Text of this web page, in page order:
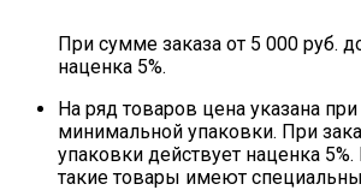
При сумме заказа от 5 000 руб.
наценка 5%.
На ряд товаров цена указана
минимальной упаковки. При
упаковки действует наценка 5%.
такие товары имеют